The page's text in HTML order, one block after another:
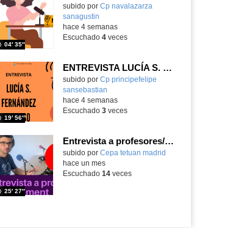
Contenido educativo.
subido por Cp navalazarza
sanagustin
04′ 35″
hace 4 semanas
Escuchado 4veces
ENTREVISTA LUCÍA S. FERNÁNDEZ ALONSO
subido por Cp principefelipe
sansebastian
19′ 56″
hace 4 semanas
Escuchado 3veces
Entrevista a profesores/as: María Climent
subido por Cepa tetuan madrid
25′ 27″
hace un mes
Escuchado 14veces